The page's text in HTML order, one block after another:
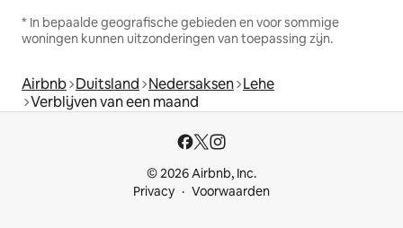
* In bepaalde geografische gebieden en voor sommige
woningen kunnen uitzonderingen van toepassing zijn.
Airbnb Duitsland Nedersaksen Lehe
Verblijven van een maand
© 2026 Airbnb, Inc.
Privacy
Voorwaarden